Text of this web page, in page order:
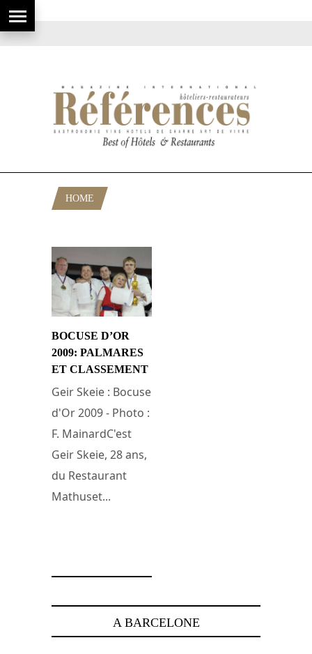
HOME
BOCUSE D’OR
2009: PALMARES
ET CLASSEMENT
Geir Skeie : Bocuse
d'Or 2009 - Photo :
F. MainardC'est
Geir Skeie, 28 ans,
du Restaurant
Mathuset...
A BARCELONE